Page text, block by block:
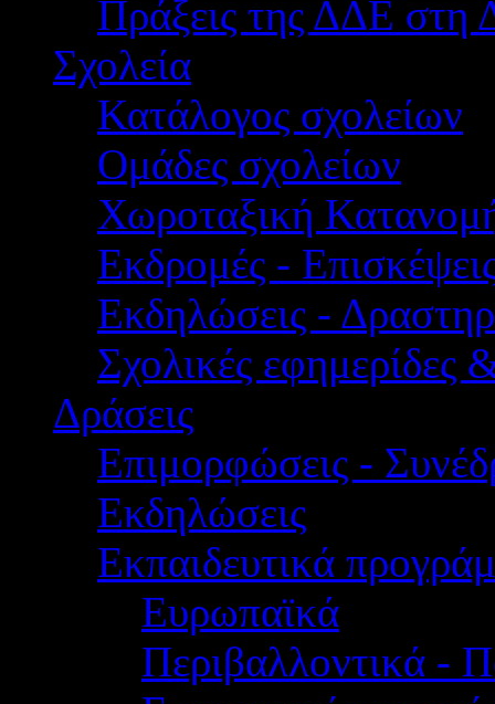
Πράξεις της ΔΔΕ στη
Σχολεία
Κατάλογος σχολείων
Ομάδες σχολείων
Χωροταξική
Εκδρομές -
Εκδηλώσεις -
Σχολικές εφημερίδες
Δράσεις
Επιμορφώσεις -
Εκδηλώσεις
Εκπαιδευτικά
Ευρωπαϊκά
Περιβαλλοντικά -